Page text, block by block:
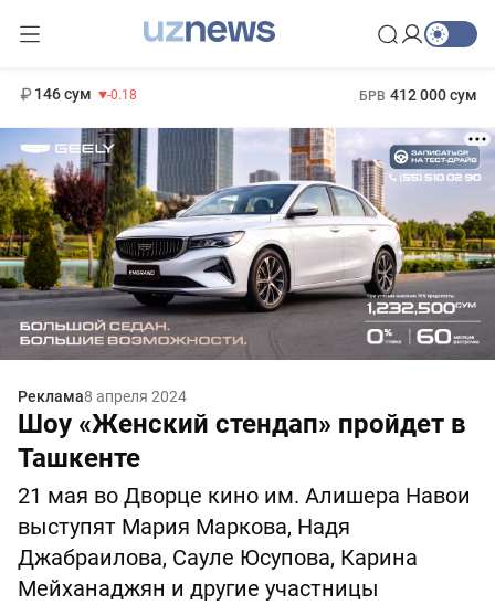
146 сум -0.18 БРВ 412 000 сум
Реклама8 апреля 2024
Шоу «Женский стендап» пройдет в
Ташкенте
21 мая во Дворце кино им. Алишера Навои
выступят Мария Маркова, Надя
Джабраилова, Сауле Юсупова, Карина
Мейханаджян и другие участницы